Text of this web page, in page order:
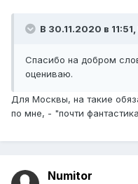
В 30.11.2020 в 11:51,
Спасибо на добром
оцениваю.
Для Москвы, на такие
по мне, - "почти
Numitor